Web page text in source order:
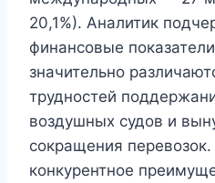
20,1%). Аналитик
финансовые
значительно
трудностей
воздушных судов и
сокращения
конкурентное